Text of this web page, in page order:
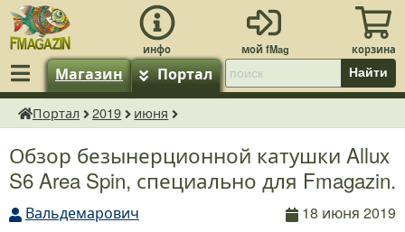
Магазин Портал Найти
fMagazin.ru
Портал 2019 июня
Обзор безынерционной катушки Allux
S6 Area Spin, специально для Fmagazin.
Вальдемарович 18 июня 2019